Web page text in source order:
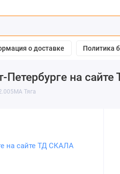
о доставке Политика
на
Тяга